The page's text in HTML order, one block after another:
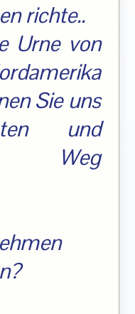
richte..
Urne von
Sie uns
und
Weg